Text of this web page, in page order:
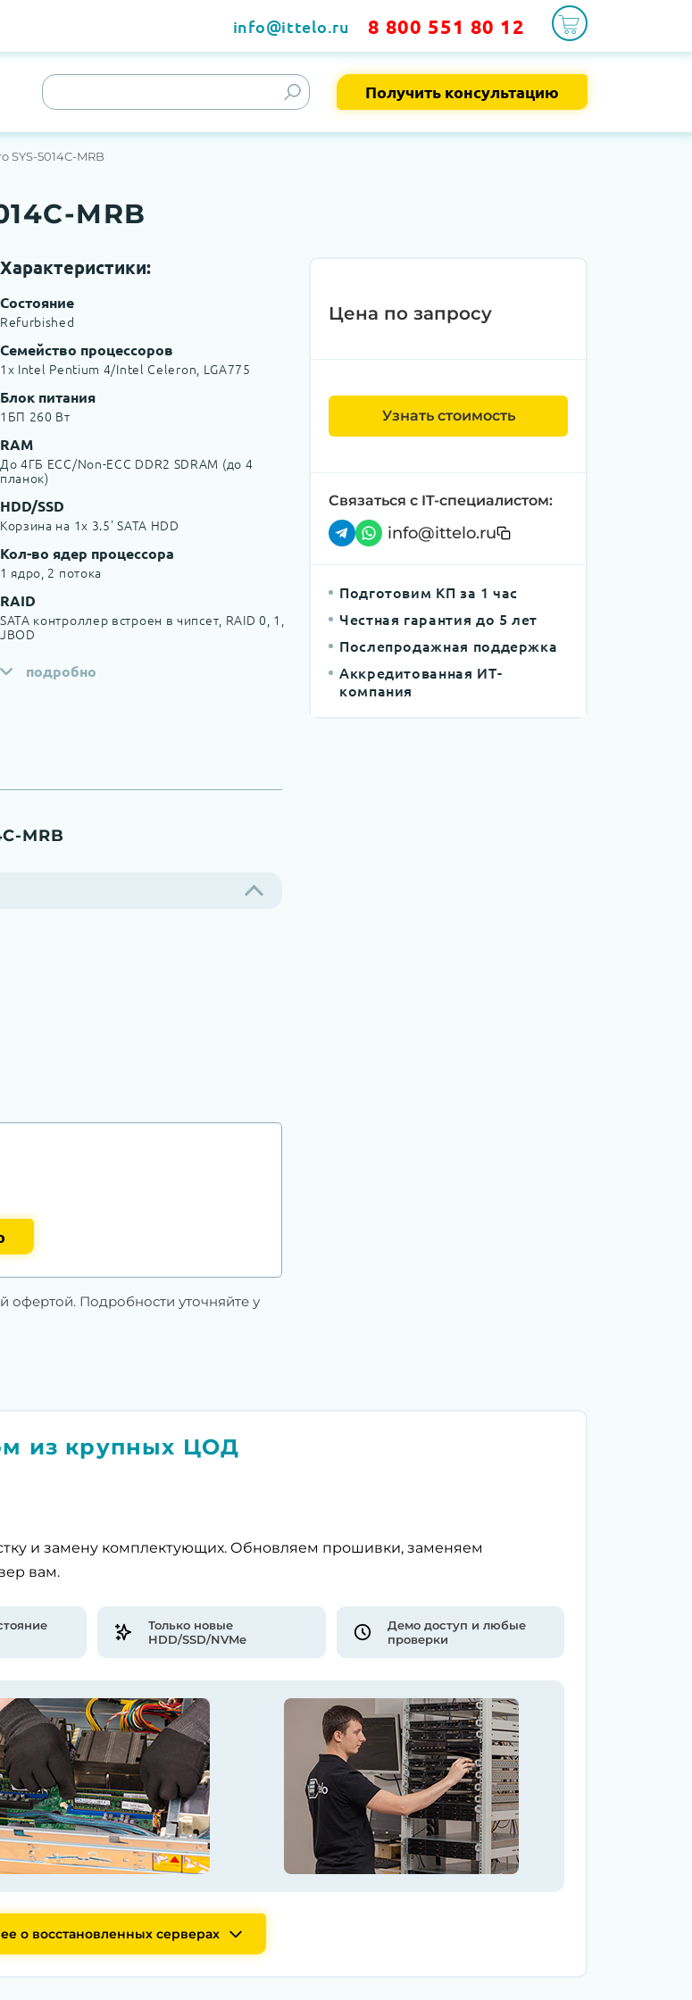
info@ittelo.ru 8 800 551 80 12
Получить консультацию
SYS-5014C-MRB
MRB
Характеристики:
Состояние
Refurbished
Семейство процессоров
1x Intel Pentium 4/Intel Celeron, LGA775
Блок питания
1БП 260 Вт
RAM
До 4ГБ ECC/Non-ECC DDR2 SDRAM (до 4
планок)
HDD/SSD
Корзина на 1x 3.5' SATA HDD
Кол-во ядер процессора
1 ядро, 2 потока
RAID
SATA контроллер встроен в чипсет, RAID 0, 1,
JBOD
подробно
MRB
офертой. Подробности уточняйте у
Цена по запросу
Узнать стоимость
Связаться с IT-специалистом:
info@ittelo.ru
Подготовим КП за 1 час
Честная гарантия до 5 лет
Послепродажная поддержка
Аккредитованная ИТ-
компания
из крупных ЦОД
и замену комплектующих. Обновляем прошивки, заменяем
вам.
Только новые
HDD/SSD/NVMe
Демо доступ и любые
проверки
о восстановленных серверах